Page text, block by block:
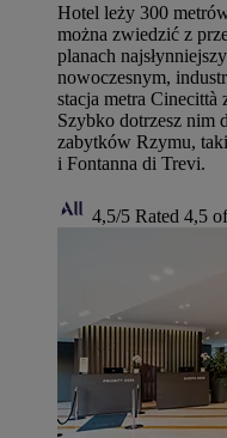
Hotel leży 300
można zwiedzić z
planach
nowoczesnym,
stacja metra Cinecittà
Szybko dotrzesz nim
zabytków Rzymu,
i Fontanna di Trevi.
4,5/5 Rated 4,5